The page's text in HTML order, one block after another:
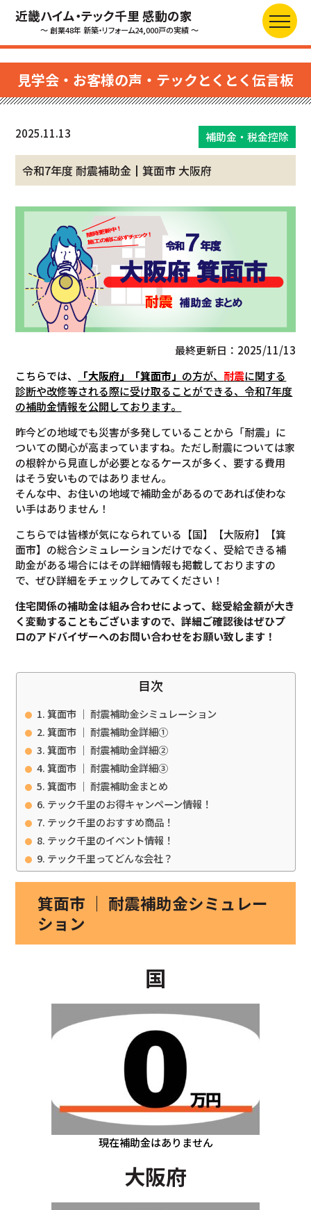
近畿ハイム・テック千里 感動の家
～ 創業48年 新築・リフォーム24,000戸の実績 ～
見学会・お客様の声・テックとくとく伝言板
2025.11.13 補助金・税金控除
令和7年度 耐震補助金┃箕面市 大阪府
最終更新日：2025/11/13
こちらでは、
「大阪府」「箕面市」 の方が、 耐震に関する
診断や改修等される際に受け取ることができる、令和7年度
の補助金情報を公開しております。
昨今どの地域でも災害が多発していることから「耐震」に
ついての関心が高まっていますね。ただし耐震については家
の根幹から見直しが必要となるケースが多く、要する費用
はそう安いものではありません。
そんな中、お住いの地域で補助金があるのであれば使わな
い手はありません！
こちらでは皆様が気になられている【国】【大阪府】【箕
面市】の総合シミュレーションだけでなく、受給できる補
助金がある場合にはその詳細情報も掲載しておりますの
で、ぜひ詳細をチェックしてみてください！
住宅関係の補助金は組み合わせによって、総受給金額が大き
く変動することもございますので、詳細ご確認後はぜひプ
ロのアドバイザーへのお問い合わせをお願い致します！
目次
箕面市 ｜ 耐震補助金シミュレーション
箕面市 ｜ 耐震補助金詳細①
箕面市 ｜ 耐震補助金詳細②
箕面市 ｜ 耐震補助金詳細③
箕面市 ｜ 耐震補助金まとめ
テック千里のお得キャンペーン情報！
テック千里のおすすめ商品！
テック千里のイベント情報！
テック千里ってどんな会社？
箕面市 ｜ 耐震補助金シミュレー
ション
国
現在補助金はありません
大阪府